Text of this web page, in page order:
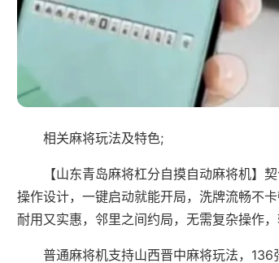
相关麻将玩法及特色;
【山东青岛麻将杠分自摸自动麻将机】
操作设计，一键启动就能开局，洗牌流畅不
耐用又实惠，邻里之间约局，无需复杂操作
普通麻将机支持山西晋中麻将玩法，